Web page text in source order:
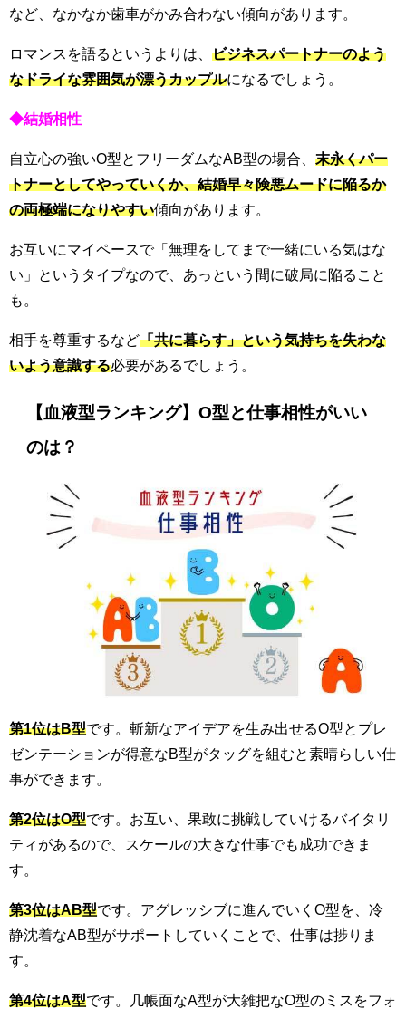
など、なかなか歯車がかみ合わない傾向があります。
ロマンスを語るというよりは、 ビジネスパートナーのよう
なドライな雰囲気が漂うカップルになるでしょう。
◆結婚相性
自立心の強いO型とフリーダムなAB型の場合、 末永くパー
トナーとしてやっていくか、結婚早々険悪ムードに陥るか
の両極端になりやすい傾向があります。
お互いにマイペースで「無理をしてまで一緒にいる気はな
い」というタイプなので、あっという間に破局に陥ること
も。
相手を尊重するなど「共に暮らす」という気持ちを失わな
いよう意識する必要があるでしょう。
【血液型ランキング】O型と仕事相性がいい
のは？
第1位はB型です。斬新なアイデアを生み出せるO型とプレ
ゼンテーションが得意なB型がタッグを組むと素晴らしい仕
事ができます。
第2位はO型です。お互い、果敢に挑戦していけるバイタリ
ティがあるので、スケールの大きな仕事でも成功できま
す。
第3位はAB型です。アグレッシブに進んでいくO型を、冷
静沈着なAB型がサポートしていくことで、仕事は捗りま
す。
第4位はA型です。几帳面なA型が大雑把なO型のミスをフォ